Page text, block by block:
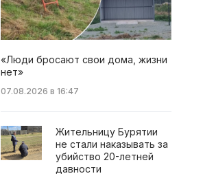
«Люди бросают свои дома, жизни
нет»
07.08.2026 в 16:47
Жительницу Бурятии
не стали наказывать за
убийство 20-летней
давности